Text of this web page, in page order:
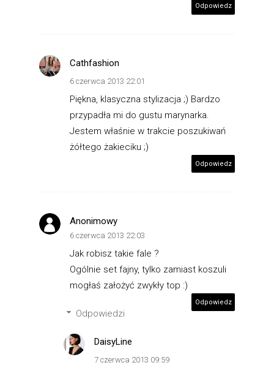
Odpowiedz
Cathfashion
6 czerwca 2013 22:01
Piękna, klasyczna stylizacja ;) Bardzo
przypadła mi do gustu marynarka.
Jestem właśnie w trakcie poszukiwań
żółtego żakieciku ;)
Odpowiedz
Anonimowy
6 czerwca 2013 22:03
Jak robisz takie fale ?
Ogólnie set fajny, tylko zamiast koszuli
mogłaś założyć zwykły top :)
Odpowiedz
Odpowiedzi
DaisyLine
7 czerwca 2013 09:59